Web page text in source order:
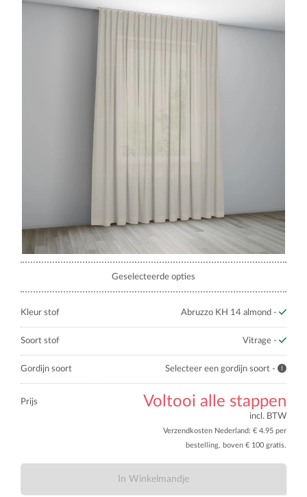
Geselecteerde opties
Kleur stof Abruzzo KH 14 almond -
Soort stof Vitrage -
Gordijn soort Selecteer een gordijn soort -
Prijs Voltooi alle stappen
incl. BTW
Verzendkosten Nederland: € 4.95 per
bestelling, boven € 100 gratis.
In Winkelmandje